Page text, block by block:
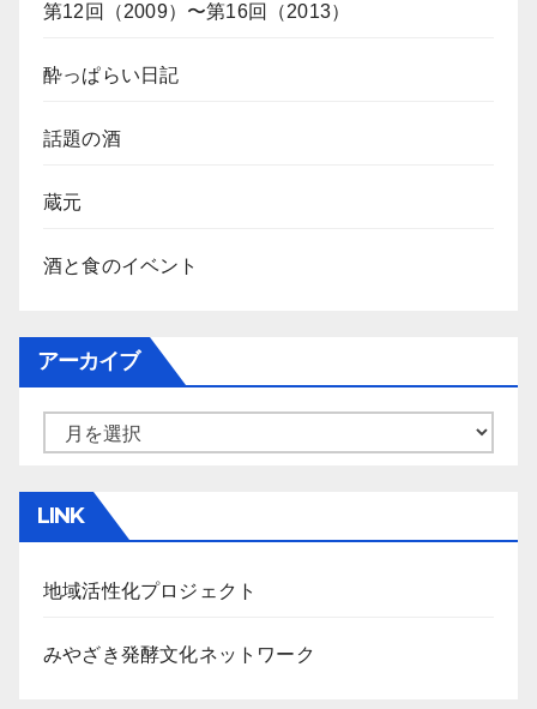
第12回（2009）〜第16回（2013）
酔っぱらい日記
話題の酒
蔵元
酒と食のイベント
アーカイブ
LINK
地域活性化プロジェクト
みやざき発酵文化ネットワーク